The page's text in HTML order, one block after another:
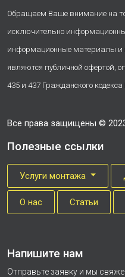
Обращаем Ваше внимание на
исключительно
информационные материалы и
являются публичной офертой,
435 и 437 Гражданского кодекса
Все права защищены ©
Полезные ссылки
Услуги монтажа
О нас Cтатьи
Напишите нам
Отправьте заявку и мы